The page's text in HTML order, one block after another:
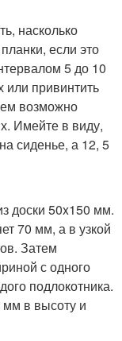
насколько
если это
5 до 10
привинтить
возможно
Имейте в виду,
сиденье, а 12, 5
доски 50x150 мм.
70 мм, а в узкой
Затем
с одного
подлокотника.
мм в высоту и